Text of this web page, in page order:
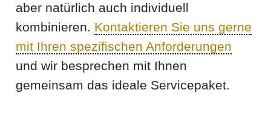
aber natürlich auch individuell
kombinieren. Kontaktieren Sie uns gerne
mit Ihren spezifischen Anforderungen
und wir besprechen mit Ihnen
gemeinsam das ideale Servicepaket.